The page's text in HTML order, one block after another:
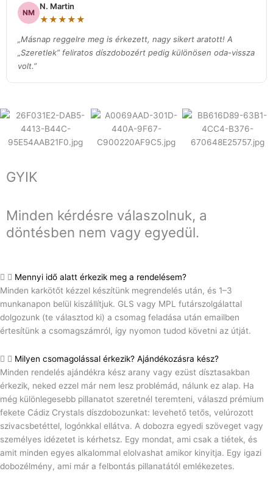
NM
N. Martin
★★★★★
„Másnap reggelre meg is érkezett, nagy sikert aratott! A
„Szeretlek” feliratos díszdobozért pedig különösen oda-vissza
volt.”
GYIK
Minden kérdésre válaszolnuk, a
döntésben nem vagy egyedül.
Mennyi idő alatt érkezik meg a rendelésem?
Minden karkötőt kézzel készítünk megrendelés után, és 1–3
munkanapon belül kiszállítjuk. GLS vagy MPL futárszolgálattal
dolgozunk (te választod ki) a csomag feladása után emailben
értesítünk a csomagszámról, így nyomon tudod követni az útját.
Milyen csomagolással érkezik? Ajándékozásra kész?
Minden rendelés ajándékra kész arany vagy ezüst dísztasakban
érkezik, neked ezzel már nem lesz problémád, nálunk ez alap. Ha
még különlegesebb pillanatot szeretnél teremteni, válaszd prémium
fekete Cádiz Crystals díszdobozunkat: levehető tetős, velúrozott
szivacsbetéttel, logónkkal ellátva. A dobozra egyedi szöveget vagy
személyes idézetet is kérhetsz. Egy mondat, ami csak a tiétek, és
amit minden egyes alkalommal elolvashat amikor kinyitja. Egy igazi
dobozélmény, ami már a felbontás pillanatától emlékezetes.